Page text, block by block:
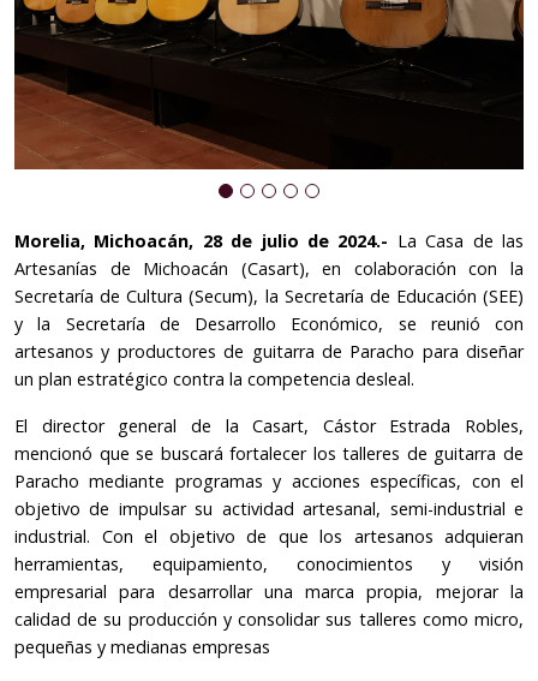
Morelia, Michoacán, 28 de julio de 2024.- La Casa de las
Artesanías de Michoacán (Casart), en colaboración con la
Secretaría de Cultura (Secum), la Secretaría de Educación (SEE)
y la Secretaría de Desarrollo Económico, se reunió con
artesanos y productores de guitarra de Paracho para diseñar
un plan estratégico contra la competencia desleal.
El director general de la Casart, Cástor Estrada Robles,
mencionó que se buscará fortalecer los talleres de guitarra de
Paracho mediante programas y acciones específicas, con el
objetivo de impulsar su actividad artesanal, semi-industrial e
industrial. Con el objetivo de que los artesanos adquieran
herramientas, equipamiento, conocimientos y visión
empresarial para desarrollar una marca propia, mejorar la
calidad de su producción y consolidar sus talleres como micro,
pequeñas y medianas empresas